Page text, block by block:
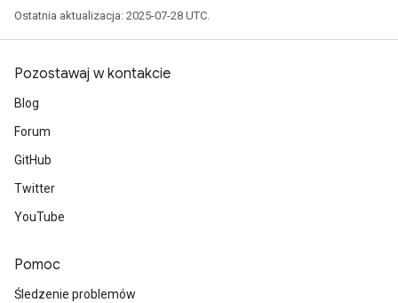
Ostatnia aktualizacja: 2025-07-28 UTC.
Pozostawaj w kontakcie
Blog
Forum
GitHub
Twitter
YouTube
Pomoc
Śledzenie problemów